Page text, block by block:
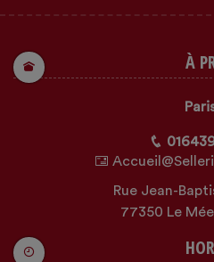
À
Rue Jean-
77350 Le